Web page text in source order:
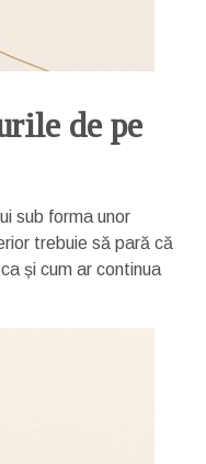
de pe
sub forma unor
trebuie să pară că
și cum ar continua